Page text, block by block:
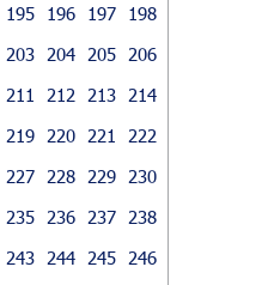
195 196 197
198
203 204 205
206
211 212 213
214
219 220 221
222
227 228 229
230
235 236 237
238
243 244 245
246